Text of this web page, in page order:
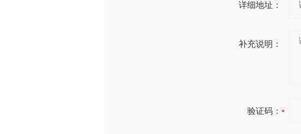
详细地址：
补充说明：
验证码：